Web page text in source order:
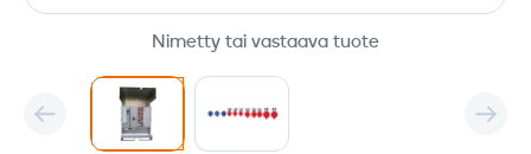
Nimetty tai vastaava tuote